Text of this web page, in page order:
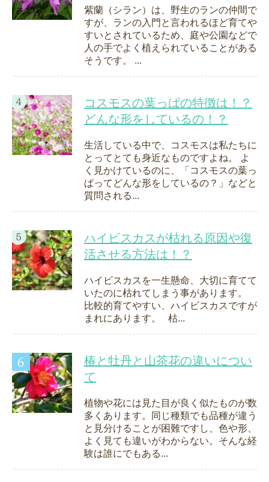
紫蘭（シラン）は、野生のランの仲間で
すが、ランの入門と言われるほど育てや
すいとされているため、庭や公園などで
人の手でよく植えられていることがある
そうです。 ...
コスモスの葉っぱの特徴は！？
どんな形をしているの！？
生活している中で、コスモスは私たちに
とってとても身近なものですよね。 よ
く見かけているのに、「コスモスの葉っ
ぱってどんな形をしているの？」などと
質問される...
ハイビスカスが枯れる原因や復
活させる方法は！？
ハイビスカスを一生懸命、大切に育てて
いたのに枯れてしまう事があります。
比較的育てやすい、ハイビスカスですが
まれにあります。 枯...
椿と牡丹と山茶花の違いについ
て
植物や花には見た目が良く似たものが数
多くあります。同じ種類でも品種が違う
と見分けることが困難ですし、色や形、
よく見ても違いがわからない。そんな経
験は誰にでもある...